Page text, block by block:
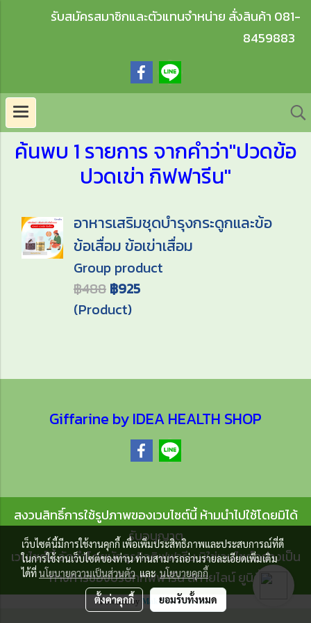
รับสมัครสมาชิกและตัวแทนจำหน่าย สั่งสินค้า 081-
8459883
ค้นพบ 1 รายการ จากคำว่า"ปวดข้อ
ปวดเข่า กิฟฟารีน"
อาหารเสริมชุดบำรุงกระดูกและข้อ
ข้อเสื่อม ข้อเข่าเสื่อม
Group product
฿488 ฿925
(Product)
Giffarine by IDEA HEALTH SHOP
สงวนสิทธิ์การใช้รูปภาพของเวบไซต์นี้ ห้ามนำไปใช้โดยมิได้
รับอนุญาต
เวบไซต์นี้ จัดทำโดยนักธุรกิจกิฟฟารีน มิใช่เวบไซต์อย่างเป็น
ทางการของบริษัทกิฟฟารีน สกายไลน์ ยูนิตี้
Powered by MakeWebEasy.com
เว็บไซต์นี้มีการใช้งานคุกกี้ เพื่อเพิ่มประสิทธิภาพและประสบการณ์ที่ดี
ในการใช้งานเว็บไซต์ของท่าน ท่านสามารถอ่านรายละเอียดเพิ่มเติม
ได้ที่นโยบายความเป็นส่วนตัวและนโยบายคุกกี้
ตั้งค่าคุกกี้ ยอมรับทั้งหมด